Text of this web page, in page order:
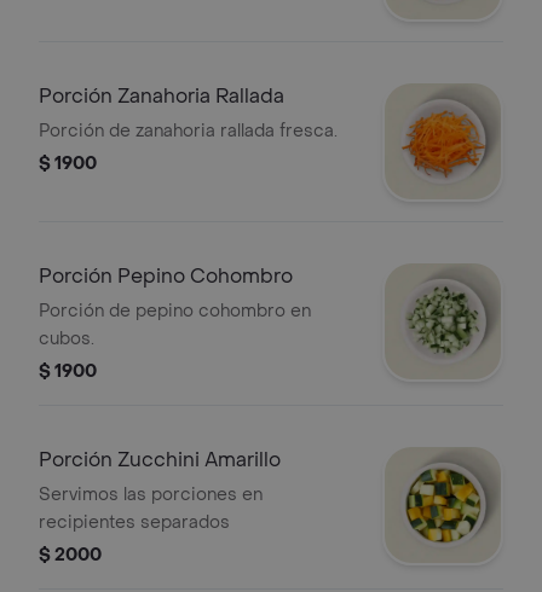
Porción Zanahoria Rallada
Porción de zanahoria rallada fresca.
$ 1900
Porción Pepino Cohombro
Porción de pepino cohombro en
cubos.
$ 1900
Porción Zucchini Amarillo
Servimos las porciones en
recipientes separados
$ 2000